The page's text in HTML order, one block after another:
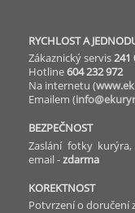
RYCHLOST A
Zákaznický servis241
Hotline604 232 972
Na internetu (
Emailem (
BEZPEČNOST
Zaslání fotky
email -zdarma
KOREKTNOST
Potvrzení o doručení